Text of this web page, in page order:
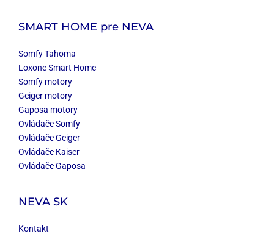
SMART HOME pre NEVA
Somfy Tahoma
Loxone Smart Home
Somfy motory
Geiger motory
Gaposa motory
Ovládače Somfy
Ovládače Geiger
Ovládače Kaiser
Ovládače Gaposa
NEVA SK
Kontakt